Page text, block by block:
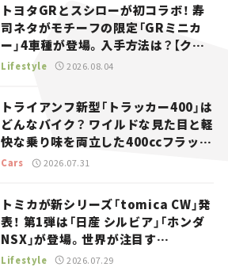
トヨタGRとスシローが初コラボ！ 寿
司ネタがモチーフの限定「GRミニカ
ー」4車種が登場。入手方法は？【クル
マとホビー】
Lifestyle 2026.08.04
トライアンフ新型「トラッカー400」は
どんなバイク？ ワイルドな見た目と軽
快な乗り味を両立した400ccフラット
トラッカー【試乗レビュー】
Cars 2026.07.31
トミカが新シリーズ「tomica CW」発
表！ 第1弾は「日産 シルビア」「ホンダ
NSX」が登場。世界が注目す
る“JDM”に焦点【クルマとホビー】
Lifestyle 2026.07.29